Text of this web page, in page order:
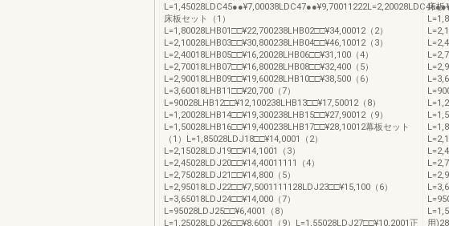
床板セット（1）
L=1,80028LHB01□□¥22,700238LHB02□□¥34,00012（2）
L=2,10028LHB03□□¥30,800238LHB04□□¥46,10012（3）
L=2,40018LHB05□□¥16,20028LHB06□□¥31,100（4）
L=2,70018LHB07□□¥16,80028LHB08□□¥32,400（5）
L=2,90018LHB09□□¥19,60028LHB10□□¥38,500（6）
L=3,60018LHB11□□¥20,700（7）
L=90028LHB12□□¥12,100238LHB13□□¥17,50012（8）
L=1,20028LHB14□□¥19,300238LHB15□□¥27,90012（9）
L=1,50028LHB16□□¥19,400238LHB17□□¥28,10012幕板セット
（1）L=1,85028LDJ18□□¥14,0001（2）
L=2,15028LDJ19□□¥14,1001（3）
L=2,45028LDJ20□□¥14,40011111（4）
L=2,75028LDJ21□□¥14,800（5）
L=2,95018LDJ22□□¥7,5001111128LDJ23□□¥15,100（6）
L=3,65018LDJ24□□¥14,000（7）
L=95028LDJ25□□¥6,4001（8）
L=1,25028LDJ26□□¥8,6001（9）L=1,55028LDJ27□□¥10,2001正
床板
用